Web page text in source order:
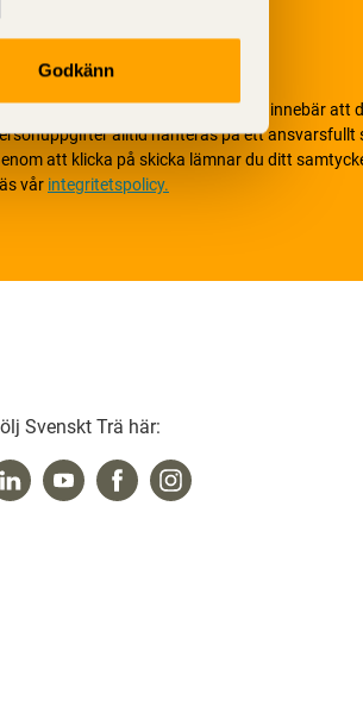
Godkänn
värnar om personlig integritet vilket innebär att
alltid hanteras på ett ansvarsfullt
att klicka på skicka lämnar du ditt
vår integritetspolicy.
Svenskt Trä här: